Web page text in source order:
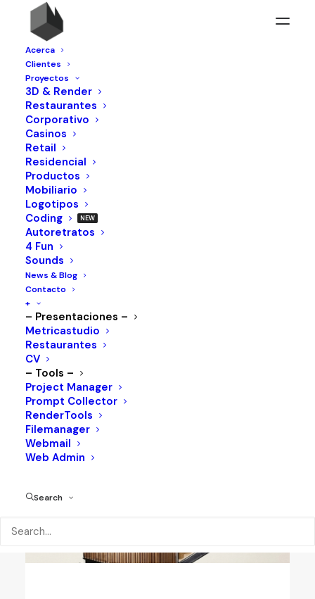
Acerca
Clientes
Proyectos
3D & Render
Restaurantes
Corporativo
Casinos
Retail
Residencial
Productos
Mobiliario
Logotipos
Coding
Autoretratos
4 Fun
Sounds
News & Blog
Contacto
+
– Presentaciones –
Metricastudio
Restaurantes
CV
– Tools –
Project Manager
Prompt Collector
RenderTools
Filemanager
Webmail
Web Admin
Search
Portfolio Lateral
Enjoy the lateral thumb layout with fully